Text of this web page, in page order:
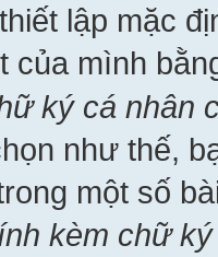
lập mặc
của mình
ký cá nhân
như thế,
một số
kèm chữ